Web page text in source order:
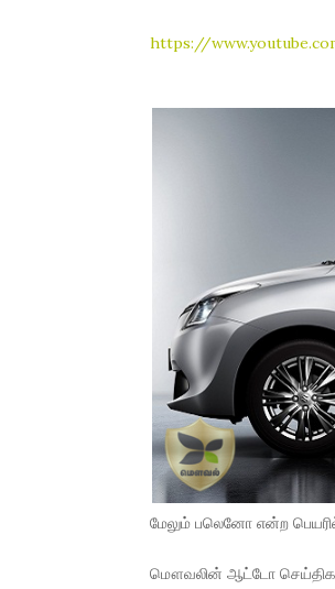
https://
மேலும் பலெனோ என்ற
மௌவலின் ஆட்டோ